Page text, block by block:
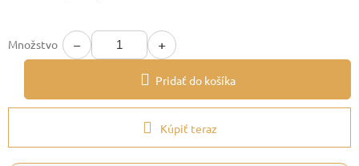
Množstvo − +
Pridať do košíka
Kúpiť teraz